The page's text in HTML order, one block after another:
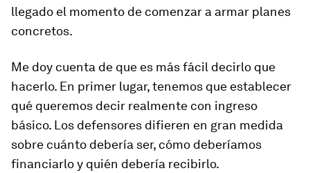
llegado el momento de comenzar a armar planes
concretos.
Me doy cuenta de que es más fácil decirlo que
hacerlo. En primer lugar, tenemos que establecer
qué queremos decir realmente con ingreso
básico. Los defensores difieren en gran medida
sobre cuánto debería ser, cómo deberíamos
financiarlo y quién debería recibirlo.